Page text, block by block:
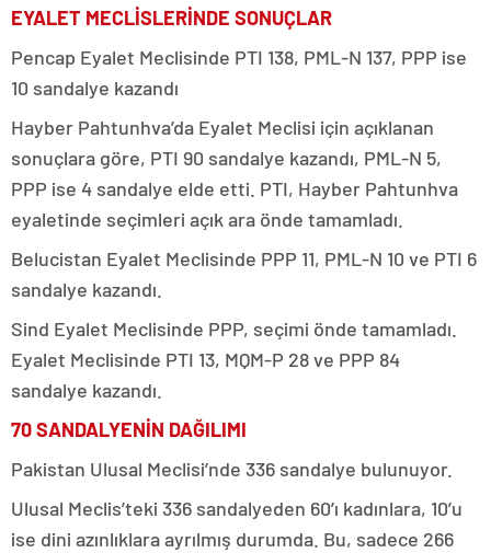
EYALET MECLİSLERİNDE SONUÇLAR
Pencap Eyalet Meclisinde PTI 138, PML-N 137, PPP ise
10 sandalye kazandı
Hayber Pahtunhva’da Eyalet Meclisi için açıklanan
sonuçlara göre, PTI 90 sandalye kazandı, PML-N 5,
PPP ise 4 sandalye elde etti. PTI, Hayber Pahtunhva
eyaletinde seçimleri açık ara önde tamamladı.
Belucistan Eyalet Meclisinde PPP 11, PML-N 10 ve PTI 6
sandalye kazandı.
Sind Eyalet Meclisinde PPP, seçimi önde tamamladı.
Eyalet Meclisinde PTI 13, MQM-P 28 ve PPP 84
sandalye kazandı.
70 SANDALYENİN DAĞILIMI
Pakistan Ulusal Meclisi’nde 336 sandalye bulunuyor.
Ulusal Meclis’teki 336 sandalyeden 60’ı kadınlara, 10’u
ise dini azınlıklara ayrılmış durumda. Bu, sadece 266